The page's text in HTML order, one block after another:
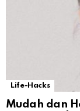
Life-Hacks
Mudah dan